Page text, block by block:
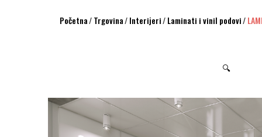
Početna/Trgovina/Interijeri/Laminati i vinil podovi/
🔍